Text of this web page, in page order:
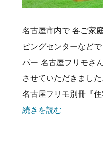
名古屋市内で 各ご家
ピングセンターなど
パー 名古屋フリモさ
させていただきまし
名古屋フリモ別冊『
続きを読む